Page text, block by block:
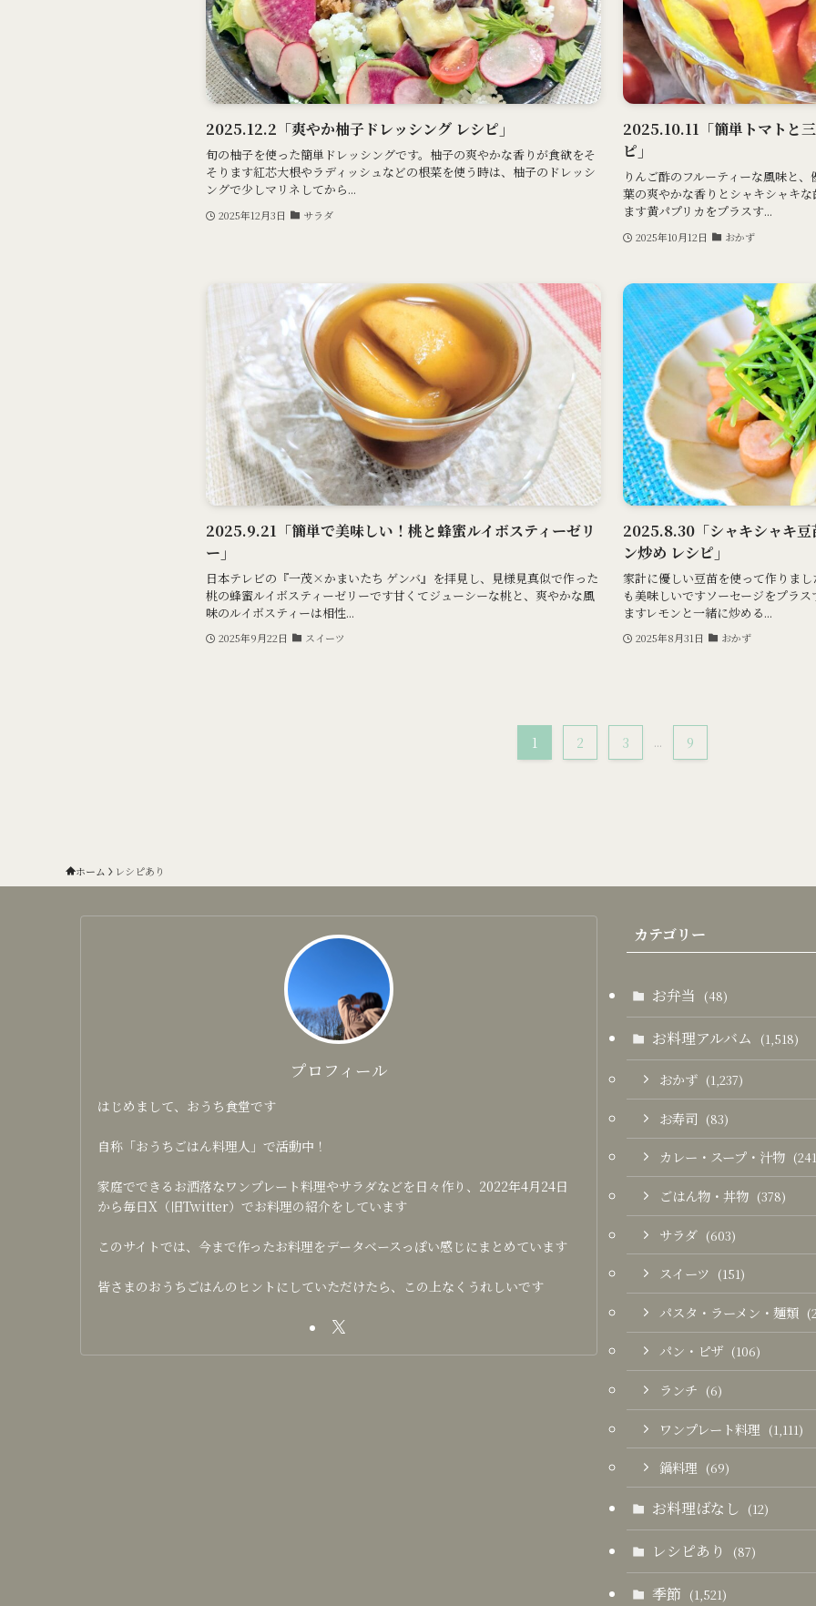
2025.12.2「爽やか柚子ドレッシング レシピ」
旬の柚子を使った簡単ドレッシングです。柚子の爽やかな香りが食欲をそ
そります紅芯大根やラディッシュなどの根菜を使う時は、柚子のドレッシ
ングで少しマリネしてから...
2025年12月3日 サラダ
2025.10.11「簡単トマトと
ピ」
りんご酢のフルーティーな風味と
葉の爽やかな香りとシャキシャキ
ます黄パプリカをプラスす...
2025年10月12日 おかず
2025.9.21「簡単で美味しい！桃と蜂蜜ルイボスティーゼリ
ー」
日本テレビの『一茂×かまいたち ゲンバ』を拝見し、見様見真似で作った
桃の蜂蜜ルイボスティーゼリーです甘くてジューシーな桃と、爽やかな風
味のルイボスティーは相性...
2025年9月22日 スイーツ
2025.8.30「シャキシャキ豆
ン炒め レシピ」
家計に優しい豆苗を使って作りま
も美味しいですソーセージをプラ
ますレモンと一緒に炒める...
2025年8月31日 おかず
1 2 3 ... 9
ホーム レシピあり
プロフィール
はじめまして、おうち食堂です
自称「おうちごはん料理人」で活動中！
家庭でできるお洒落なワンプレート料理やサラダなどを日々作り、2022年4月24日
から毎日X（旧Twitter）でお料理の紹介をしています
このサイトでは、今まで作ったお料理をデータベースっぽい感じにまとめています
皆さまのおうちごはんのヒントにしていただけたら、この上なくうれしいです
カテゴリー
お弁当 (48)
お料理アルバム (1,518)
おかず (1,237)
お寿司 (83)
カレー・スープ・汁物
ごはん物・丼物 (378)
サラダ (603)
スイーツ (151)
パスタ・ラーメン・麺類
パン・ピザ (106)
ランチ (6)
ワンプレート料理 (1,111)
鍋料理 (69)
お料理ばなし (12)
レシピあり (87)
季節 (1,521)